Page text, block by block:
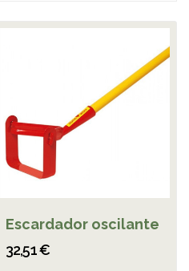
Escardador oscilante
32,51 €